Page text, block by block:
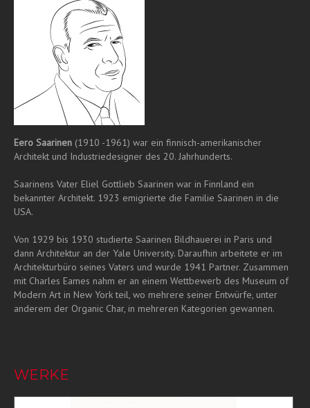
Eero Saarinen (1910 -1961) war ein finnisch-amerikanischer
Architekt und Industriedesigner des 20. Jahrhunderts.
Saarinens Vater Eliel Gottlieb Saarinen war in Finnland ein
bekannter Architekt. 1923 emigrierte die Familie Saarinen in die
USA.
Von 1929 bis 1930 studierte Saarinen Bildhauerei in Paris und
dann Architektur an der Yale University. Daraufhin arbeitete er im
Architekturbüro seines Vaters und wurde 1941 Partner. Zusammen
mit Charles Eames nahm er an einem Wettbewerb des Museum of
Modern Art in New York teil, wo mehrere seiner Entwürfe, unter
anderem der Organic Char, in mehreren Kategorien gewannen.
WERKE